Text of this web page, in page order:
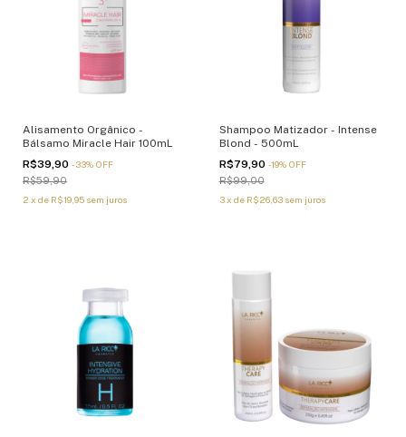
Alisamento Orgânico -
Bálsamo Miracle Hair 100mL
R$39,90 -33% OFF
R$59,90
2 x de R$19,95 sem juros
Shampoo Matizador - Intense
Blond - 500mL
R$79,90 -19% OFF
R$99,00
3 x de R$26,63 sem juros